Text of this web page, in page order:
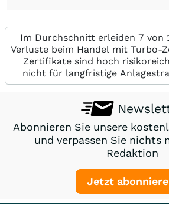
Im Durchschnitt erleiden 7 von
Verluste beim Handel mit Turbo-
Zertifikate sind hoch
nicht für langfristige
Abonnieren Sie unsere
und verpassen Sie nichts
Redaktion
Jetzt